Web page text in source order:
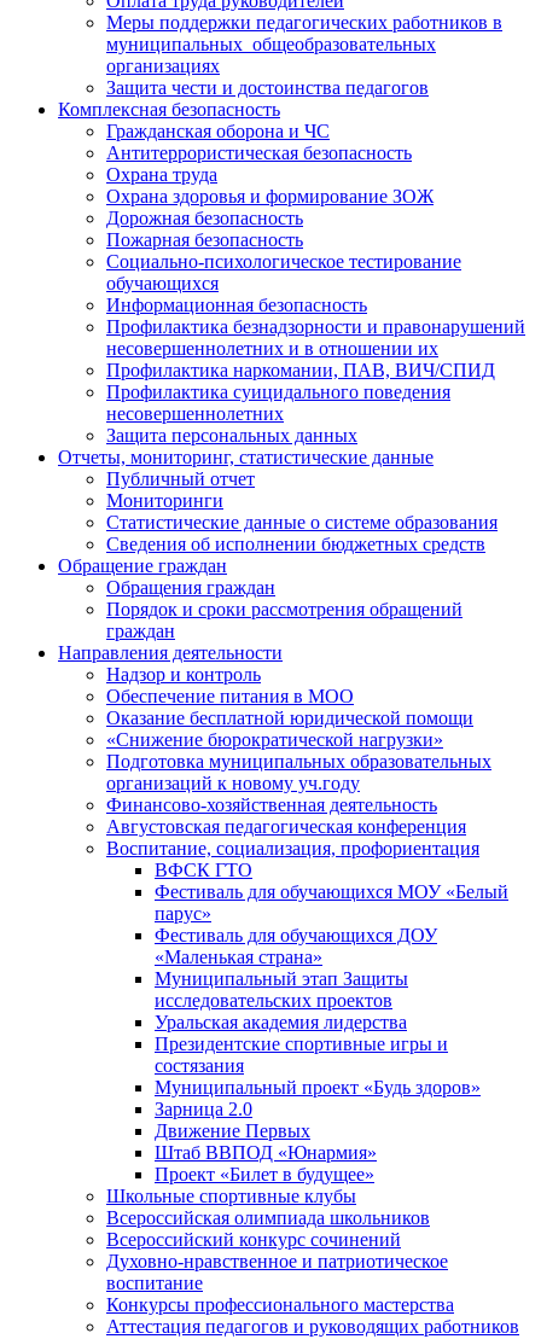
Меры поддержки педагогических работников в
муниципальных общеобразовательных
организациях
Защита чести и достоинства педагогов
Комплексная безопасность
Гражданская оборона и ЧС
Антитеррористическая безопасность
Охрана труда
Охрана здоровья и формирование ЗОЖ
Дорожная безопасность
Пожарная безопасность
Социально-психологическое тестирование
обучающихся
Информационная безопасность
Профилактика безнадзорности и правонарушений
несовершеннолетних и в отношении их
Профилактика наркомании, ПАВ, ВИЧ/СПИД
Профилактика суицидального поведения
несовершеннолетних
Защита персональных данных
Отчеты, мониторинг, статистические данные
Публичный отчет
Мониторинги
Статистические данные о системе образования
Сведения об исполнении бюджетных средств
Обращение граждан
Обращения граждан
Порядок и сроки рассмотрения обращений
граждан
Направления деятельности
Надзор и контроль
Обеспечение питания в МОО
Оказание бесплатной юридической помощи
«Снижение бюрократической нагрузки»
Подготовка муниципальных образовательных
организаций к новому уч.году
Финансово-хозяйственная деятельность
Августовская педагогическая конференция
Воспитание, социализация, профориентация
ВФСК ГТО
Фестиваль для обучающихся МОУ «Белый
парус»
Фестиваль для обучающихся ДОУ
«Маленькая страна»
Муниципальный этап Защиты
исследовательских проектов
Уральская академия лидерства
Президентские спортивные игры и
состязания
Муниципальный проект «Будь здоров»
Зарница 2.0
Движение Первых
Штаб ВВПОД «Юнармия»
Проект «Билет в будущее»
Школьные спортивные клубы
Всероссийская олимпиада школьников
Всероссийский конкурс сочинений
Духовно-нравственное и патриотическое
воспитание
Конкурсы профессионального мастерства
Аттестация педагогов и руководящих работников